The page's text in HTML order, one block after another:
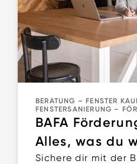
BERATUNG –FENSTER
FENSTERSANIERUNG –
BAFA
Alles, was du
Sichere dir mit der